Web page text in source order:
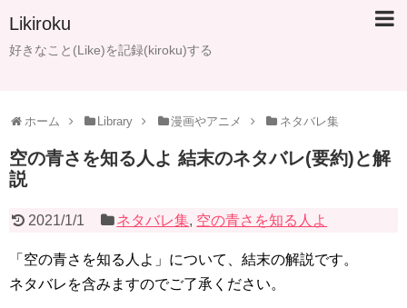
Likiroku
好きなこと(Like)を記録(kiroku)する
ホーム Library 漫画やアニメ ネタバレ集
空の青さを知る人よ 結末のネタバレ(要約)と解
説
2021/1/1 ネタバレ集, 空の青さを知る人よ
「空の青さを知る人よ」について、結末の解説です。
ネタバレを含みますのでご了承ください。